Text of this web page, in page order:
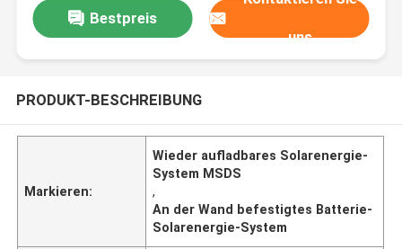
Bestpreis
uns
PRODUKT-BESCHREIBUNG
Markieren:
Wieder aufladbares Solarenergie-
System MSDS
,
An der Wand befestigtes Batterie-
Solarenergie-System